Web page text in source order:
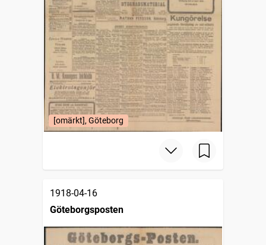
[omärkt], Göteborg
1918-04-16
Göteborgsposten